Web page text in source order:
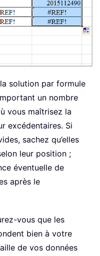
solution par formule
un nombre
vous maîtrisez la
excédentaires. Si
sachez qu’elles
leur position ;
éventuelle de
après le
vous que les
bien à votre
de vos données